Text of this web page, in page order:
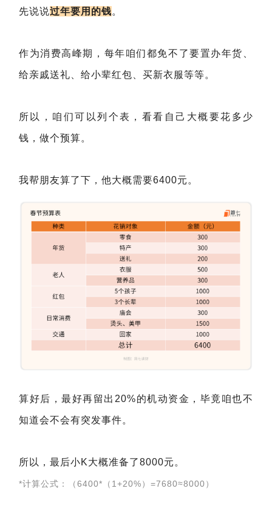
先说说过年要用的钱。
作为消费高峰期，每年咱们都免不了要置办年货、
给亲戚送礼、给小辈红包、买新衣服等等。
所以，咱们可以列个表，看看自己大概要花多少
钱，做个预算。
我帮朋友算了下，他大概需要6400元。
算好后，最好再留出20%的机动资金，毕竟咱也不
知道会不会有突发事件。
所以，最后小K大概准备了8000元。
*计算公式：（6400*（1+20%）=7680≈8000）